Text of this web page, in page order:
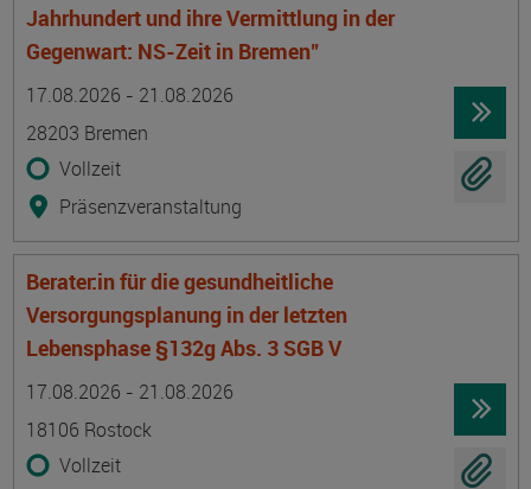
Jahrhundert und ihre Vermittlung in der
Gegenwart: NS-Zeit in Bremen"
17.08.2026 - 21.08.2026
28203 Bremen
Vollzeit
Präsenzveranstaltung
Berater:in für die gesundheitliche
Versorgungsplanung in der letzten
Lebensphase §132g Abs. 3 SGB V
17.08.2026 - 21.08.2026
18106 Rostock
Vollzeit